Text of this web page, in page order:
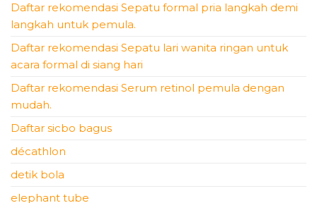
Daftar rekomendasi Sepatu formal pria langkah demi
langkah untuk pemula.
Daftar rekomendasi Sepatu lari wanita ringan untuk
acara formal di siang hari
Daftar rekomendasi Serum retinol pemula dengan
mudah.
Daftar sicbo bagus
décathlon
detik bola
elephant tube